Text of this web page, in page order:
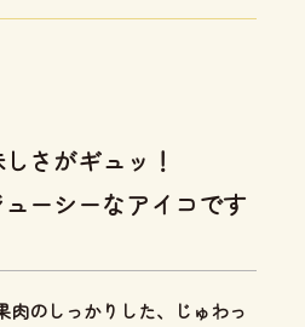
さがギュッ！
ーシーなアイコです
肉のしっかりした、じゅわっ